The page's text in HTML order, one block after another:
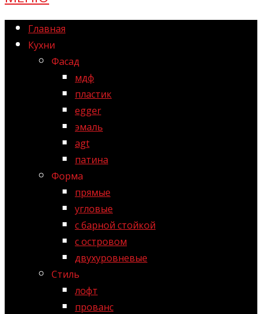
Главная
Кухни
Фасад
мдф
пластик
egger
эмаль
agt
патина
Форма
прямые
угловые
с барной стойкой
с островом
двухуровневые
Стиль
лофт
прованс